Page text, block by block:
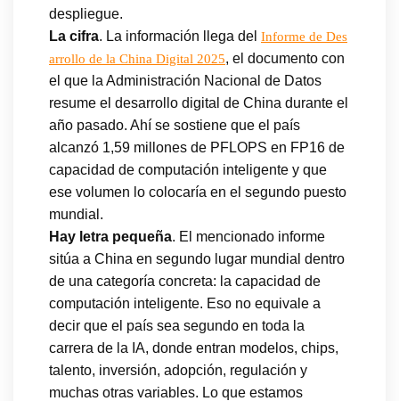
despliegue.
La cifra. La información llega del Informe de Des
arrollo de la China Digital 2025, el documento con
el que la Administración Nacional de Datos
resume el desarrollo digital de China durante el
año pasado. Ahí se sostiene que el país
alcanzó 1,59 millones de PFLOPS en FP16 de
capacidad de computación inteligente y que
ese volumen lo colocaría en el segundo puesto
mundial.
Hay letra pequeña. El mencionado informe
sitúa a China en segundo lugar mundial dentro
de una categoría concreta: la capacidad de
computación inteligente. Eso no equivale a
decir que el país sea segundo en toda la
carrera de la IA, donde entran modelos, chips,
talento, inversión, adopción, regulación y
muchas otras variables. Lo que estamos